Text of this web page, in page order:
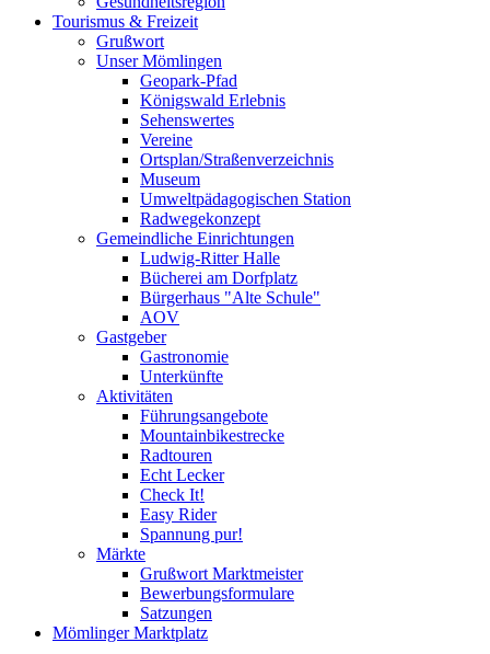
Tourismus & Freizeit
Grußwort
Unser Mömlingen
Geopark-Pfad
Königswald Erlebnis
Sehenswertes
Vereine
Ortsplan/Straßenverzeichnis
Museum
Umweltpädagogischen Station
Radwegekonzept
Gemeindliche Einrichtungen
Ludwig-Ritter Halle
Bücherei am Dorfplatz
Bürgerhaus "Alte Schule"
AOV
Gastgeber
Gastronomie
Unterkünfte
Aktivitäten
Führungsangebote
Mountainbikestrecke
Radtouren
Echt Lecker
Check It!
Easy Rider
Spannung pur!
Märkte
Grußwort Marktmeister
Bewerbungsformulare
Satzungen
Mömlinger Marktplatz